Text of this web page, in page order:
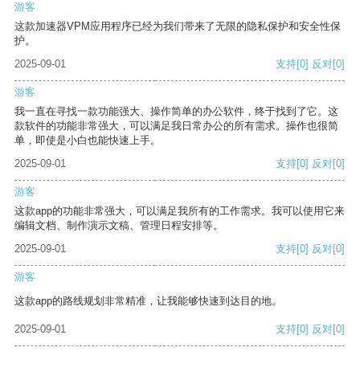
游客
这款加速器VPM应用程序已经为我们带来了无限的隐私保护和安全性保
护。
2025-09-01
支持[0] 反对[0]
游客
我一直在寻找一款功能强大、操作简单的办公软件，终于找到了它。这
款软件的功能非常强大，可以满足我日常办公的所有需求。操作也很简
单，即使是小白也能快速上手。
2025-09-01
支持[0] 反对[0]
游客
这款app的功能非常强大，可以满足我所有的工作需求。我可以使用它来
编辑文档、制作演示文稿、管理日程安排等。
2025-09-01
支持[0] 反对[0]
游客
这款app的路线规划非常精准，让我能够快速到达目的地。
2025-09-01 支持[0] 反对[0]